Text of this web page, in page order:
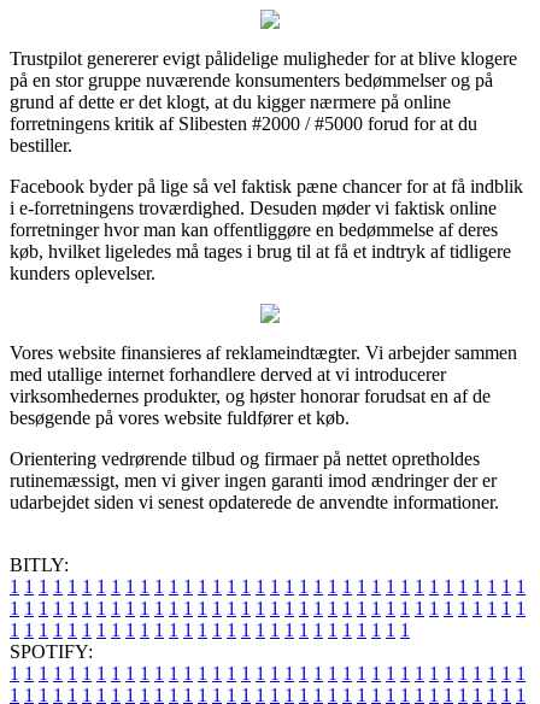
Trustpilot genererer evigt pålidelige muligheder for at blive klogere
på en stor gruppe nuværende konsumenters bedømmelser og på
grund af dette er det klogt, at du kigger nærmere på online
forretningens kritik af Slibesten #2000 / #5000 forud for at du
bestiller.
Facebook byder på lige så vel faktisk pæne chancer for at få indblik
i e-forretningens troværdighed. Desuden møder vi faktisk online
forretninger hvor man kan offentliggøre en bedømmelse af deres
køb, hvilket ligeledes må tages i brug til at få et indtryk af tidligere
kunders oplevelser.
Vores website finansieres af reklameindtægter. Vi arbejder sammen
med utallige internet forhandlere derved at vi introducerer
virksomhedernes produkter, og høster honorar forudsat en af de
besøgende på vores website fuldfører et køb.
Orientering vedrørende tilbud og firmaer på nettet opretholdes
rutinemæssigt, men vi giver ingen garanti imod ændringer der er
udarbejdet siden vi senest opdaterede de anvendte informationer.
BITLY:
1 1 1 1 1 1 1 1 1 1 1 1 1 1 1 1 1 1 1 1 1 1 1 1 1 1 1 1 1 1 1 1 1 1 1 1
1 1 1 1 1 1 1 1 1 1 1 1 1 1 1 1 1 1 1 1 1 1 1 1 1 1 1 1 1 1 1 1 1 1 1 1
1 1 1 1 1 1 1 1 1 1 1 1 1 1 1 1 1 1 1 1 1 1 1 1 1 1 1 1
SPOTIFY:
1 1 1 1 1 1 1 1 1 1 1 1 1 1 1 1 1 1 1 1 1 1 1 1 1 1 1 1 1 1 1 1 1 1 1 1
1 1 1 1 1 1 1 1 1 1 1 1 1 1 1 1 1 1 1 1 1 1 1 1 1 1 1 1 1 1 1 1 1 1 1 1